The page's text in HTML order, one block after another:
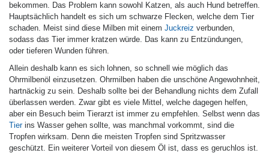
bekommen. Das Problem kann sowohl Katzen, als auch Hund betreffen.
Hauptsächlich handelt es sich um schwarze Flecken, welche dem Tier
schaden. Meist sind diese Milben mit einem Juckreiz verbunden,
sodass das Tier immer kratzen würde. Das kann zu Entzündungen,
oder tieferen Wunden führen.
Allein deshalb kann es sich lohnen, so schnell wie möglich das
Ohrmilbenöl einzusetzen. Ohrmilben haben die unschöne Angewohnheit,
hartnäckig zu sein. Deshalb sollte bei der Behandlung nichts dem Zufall
überlassen werden. Zwar gibt es viele Mittel, welche dagegen helfen,
aber ein Besuch beim Tierarzt ist immer zu empfehlen. Selbst wenn das
Tier ins Wasser gehen sollte, was manchmal vorkommt, sind die
Tropfen wirksam. Denn die meisten Tropfen sind Spritzwasser
geschützt. Ein weiterer Vorteil von diesem Öl ist, dass es geruchlos ist.